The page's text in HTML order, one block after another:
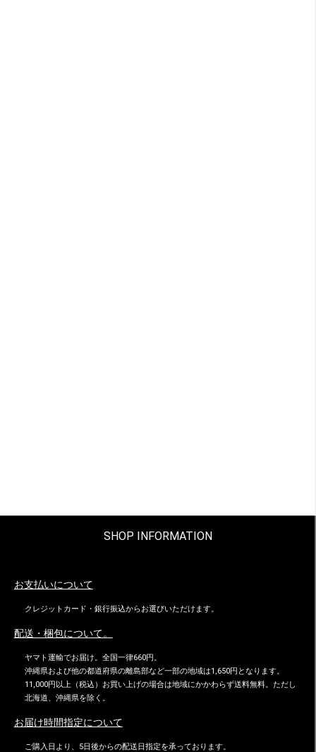
SHOP INFORMATION
お支払いについて
クレジットカード・銀行振込からお選びいただけます。
配送・梱包について。
ヤマト運輸でお届け。全国一律660円。
沖縄県および他の都道府県の離島部など一部の地域は1,650円となります。
11,000円以上（税込）お買い上げの場合は地域にかかわらず送料無料。ただし
北海道、沖縄県を除く。
お届け時間指定について
ご購入日より、5日後からの配送日指定を承っております。